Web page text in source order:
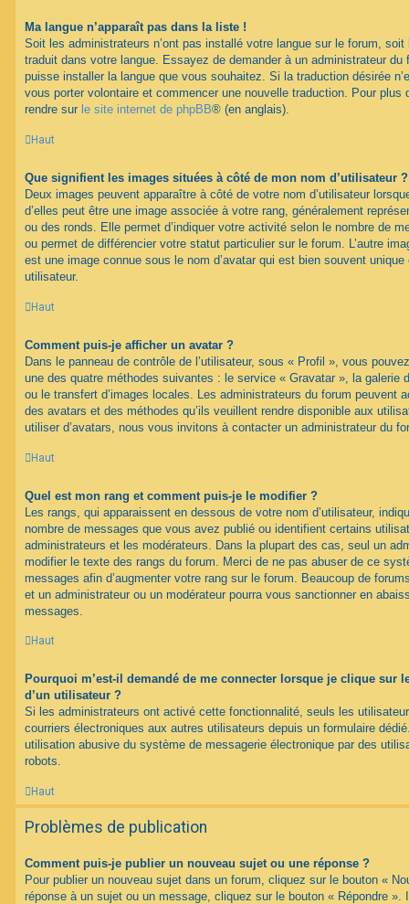
Ma langue n’apparaît pas dans la liste !
Soit les administrateurs n’ont pas installé votre langue sur le forum, soit
traduit dans votre langue. Essayez de demander à un administrateur du
puisse installer la langue que vous souhaitez. Si la traduction désirée
vous porter volontaire et commencer une nouvelle traduction. Pour plus
rendre sur le site internet de phpBB® (en anglais).
Haut
Que signifient les images situées à côté de mon nom d’utilisateur ?
Deux images peuvent apparaître à côté de votre nom d’utilisateur
d’elles peut être une image associée à votre rang, généralement
ou des ronds. Elle permet d’indiquer votre activité selon le nombre de
ou permet de différencier votre statut particulier sur le forum. L’autre
est une image connue sous le nom d’avatar qui est bien souvent
utilisateur.
Haut
Comment puis-je afficher un avatar ?
Dans le panneau de contrôle de l’utilisateur, sous « Profil », vous
une des quatre méthodes suivantes : le service « Gravatar », la galerie
ou le transfert d’images locales. Les administrateurs du forum peuvent
des avatars et des méthodes qu’ils veuillent rendre disponible aux
utiliser d’avatars, nous vous invitons à contacter un administrateur du
Haut
Quel est mon rang et comment puis-je le modifier ?
Les rangs, qui apparaissent en dessous de votre nom d’utilisateur,
nombre de messages que vous avez publié ou identifient certains
administrateurs et les modérateurs. Dans la plupart des cas, seul un
modifier le texte des rangs du forum. Merci de ne pas abuser de ce
messages afin d’augmenter votre rang sur le forum. Beaucoup de
et un administrateur ou un modérateur pourra vous sanctionner en
messages.
Haut
Pourquoi m’est-il demandé de me connecter lorsque je clique sur
d’un utilisateur ?
Si les administrateurs ont activé cette fonctionnalité, seuls les
courriers électroniques aux autres utilisateurs depuis un formulaire
utilisation abusive du système de messagerie électronique par des
robots.
Haut
Problèmes de publication
Comment puis-je publier un nouveau sujet ou une réponse ?
Pour publier un nouveau sujet dans un forum, cliquez sur le bouton «
réponse à un sujet ou un message, cliquez sur le bouton « Répondre